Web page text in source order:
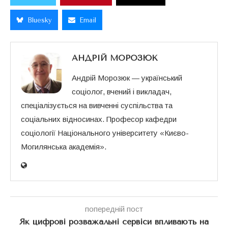
Bluesky Email
АНДРІЙ МОРОЗЮК
Андрій Морозюк — український
соціолог, вчений і викладач,
спеціалізується на вивченні суспільства та
соціальних відносинах. Професор кафедри
соціології Національного університету «Києво-
Могилянська академія».
попередній пост
Як цифрові розважальні сервіси впливають на